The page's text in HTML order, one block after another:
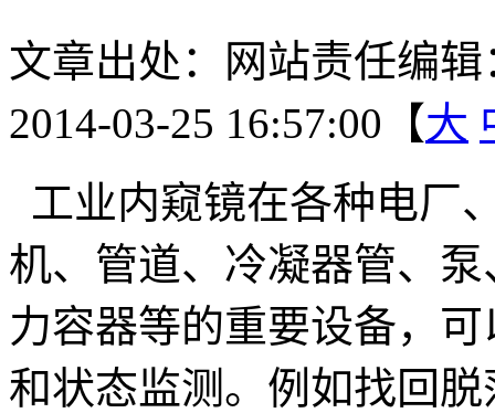
文章出处：
网站责任编辑
2014-03-25 16:57:00【大
工业内窥镜在各种电厂
机、管道、冷凝器管、
力容器等的重要设备，
和状态监测。例如找回